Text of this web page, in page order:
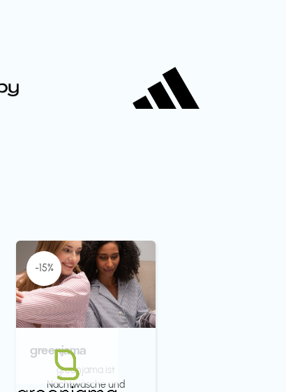
-15%
greenjama
greenjama ist
Nachtwäsche und